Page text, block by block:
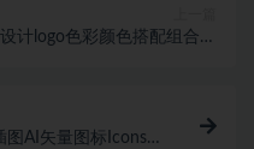
计logo色彩颜色搭配组合色
图AI矢量图标Icons